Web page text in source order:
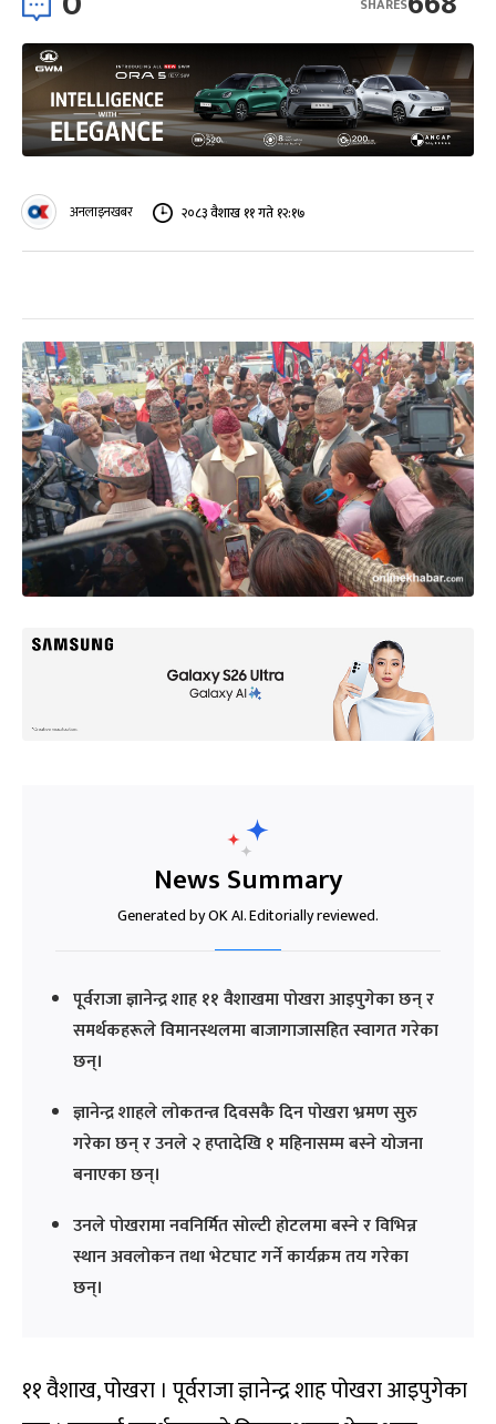
अनलाइनखबर २०८३ वैशाख ११ गते १२:१७
News Summary
Generated by OK AI. Editorially reviewed.
पूर्वराजा ज्ञानेन्द्र शाह ११ वैशाखमा पोखरा आइपुगेका छन् र
समर्थकहरूले विमानस्थलमा बाजागाजासहित स्वागत गरेका
छन्।
ज्ञानेन्द्र शाहले लोकतन्त्र दिवसकै दिन पोखरा भ्रमण सुरु
गरेका छन् र उनले २ हप्तादेखि १ महिनासम्म बस्ने योजना
बनाएका छन्।
उनले पोखरामा नवनिर्मित सोल्टी होटलमा बस्ने र विभिन्न
स्थान अवलोकन तथा भेटघाट गर्ने कार्यक्रम तय गरेका
छन्।
११ वैशाख, पोखरा । पूर्वराजा ज्ञानेन्द्र शाह पोखरा आइपुगेका